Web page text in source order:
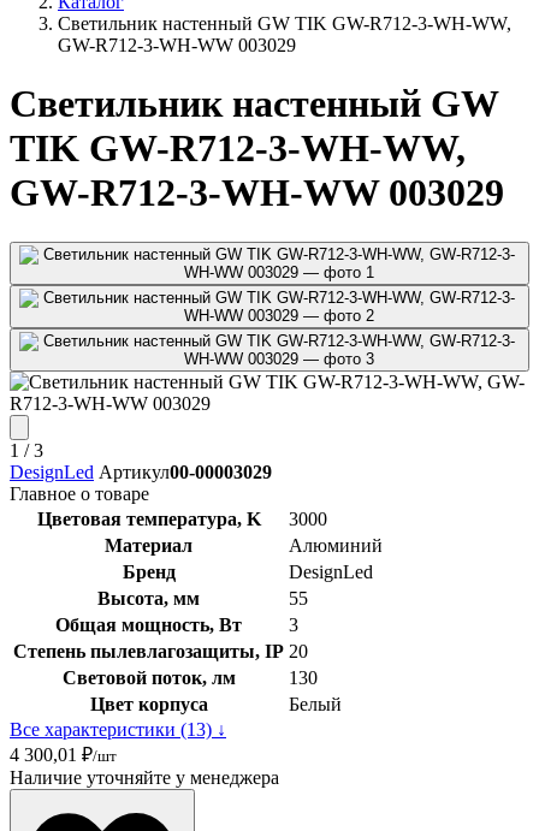
Светильник настенный GW TIK GW-R712-3-WH-WW,
GW-R712-3-WH-WW 003029
Светильник настенный GW
TIK GW-R712-3-WH-WW,
GW-R712-3-WH-WW 003029
1 / 3
DesignLed Артикул00-00003029
Главное о товаре
Цветовая температура, K
3000
Материал
Алюминий
Бренд
DesignLed
Высота, мм
55
Общая мощность, Вт
3
Степень пылевлагозащиты, IP 20
Световой поток, лм
130
Цвет корпуса
Белый
Все характеристики (13) ↓
4 300,01 ₽/шт
Наличие уточняйте у менеджера